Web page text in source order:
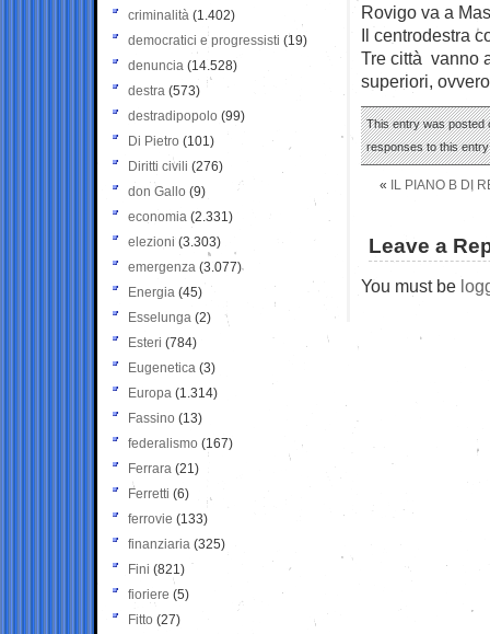
Rovigo va a
Il centrodestra
Tre città vanno
superiori,
This entry was posted
responses to this
« IL PIANO B DI
Leave a
You must be
criminalità (1.402)
democratici e progressisti (19)
denuncia (14.528)
destra (573)
destradipopolo (99)
Di Pietro (101)
Diritti civili (276)
don Gallo (9)
economia (2.331)
elezioni (3.303)
emergenza (3.077)
Energia (45)
Esselunga (2)
Esteri (784)
Eugenetica (3)
Europa (1.314)
Fassino (13)
federalismo (167)
Ferrara (21)
Ferretti (6)
ferrovie (133)
finanziaria (325)
Fini (821)
fioriere (5)
Fitto (27)